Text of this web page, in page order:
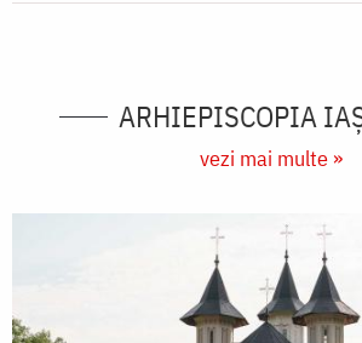
ARHIEPISCOPIA
vezi mai multe »